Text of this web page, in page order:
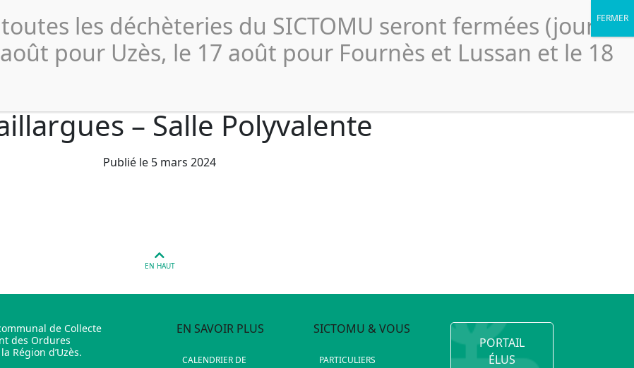
Collecte et
Compostage Déchèterie Professionnels Ressources Scolaires
Le
SICTOMU
– Salle Polyvalente
Publié le 5 mars 2024
EN HAUT
de Collecte
des Ordures
Région d’Uzès.
EN SAVOIR PLUS
CALENDRIER DE
SICTOMU & VOUS
PARTICULIERS
PORTAIL
ÉLUS
les déchèteries du SICTOMU seront fermées (jour
pour Uzès, le 17 août pour Fournès et Lussan et le 18